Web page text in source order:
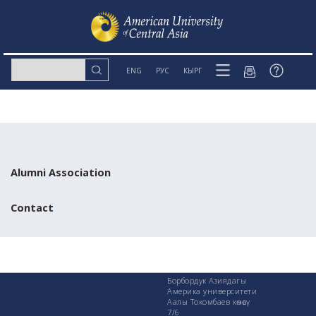
ENG РУС КЫРГ
Alumni Association
Contact
Борбордук Азиядагы
Америка университети
Аалы Токомбаев көчөсү
7/6